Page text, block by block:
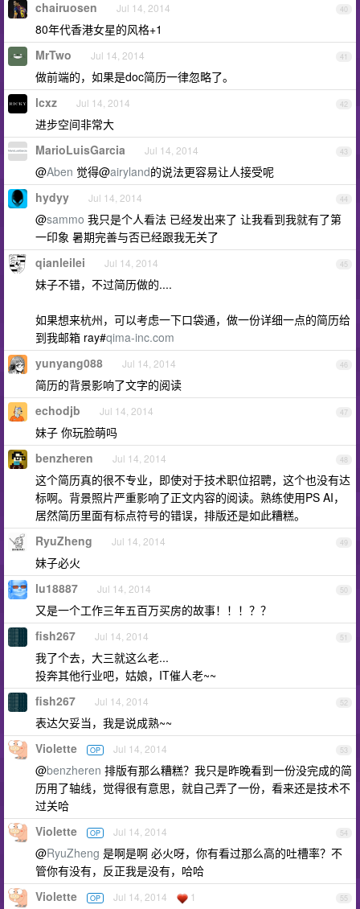
40
chairuosen Jul 14, 2014
80年代香港女星的风格+1
41
MrTwo Jul 14, 2014
做前端的，如果是doc简历一律忽略了。
42
lcxz Jul 14, 2014
进步空间非常大
43
MarioLuisGarcia Jul 14, 2014
@Aben 觉得@airyland的说法更容易让人接受呢
44
hydyy Jul 14, 2014
@sammo 我只是个人看法 已经发出来了 让我看到我就有了第
一印象 暑期完善与否已经跟我无关了
45
qianleilei Jul 14, 2014
妹子不错，不过简历做的....
如果想来杭州，可以考虑一下口袋通，做一份详细一点的简历给
到我邮箱 ray#qima-inc.com
46
yunyang088 Jul 14, 2014
简历的背景影响了文字的阅读
47
echodjb Jul 14, 2014
妹子 你玩脸萌吗
48
benzheren Jul 14, 2014
这个简历真的很不专业，即使对于技术职位招聘，这个也没有达
标啊。背景照片严重影响了正文内容的阅读。熟练使用PS AI，
居然简历里面有标点符号的错误，排版还是如此糟糕。
49
RyuZheng Jul 14, 2014
妹子必火
50
lu18887 Jul 14, 2014
又是一个工作三年五百万买房的故事！！！？？
51
fish267 Jul 14, 2014
我了个去，大三就这么老...
投奔其他行业吧，姑娘，IT催人老~~
52
fish267 Jul 14, 2014
表达欠妥当，我是说成熟~~
53
Violette OP Jul 14, 2014
@benzheren 排版有那么糟糕？我只是昨晚看到一份没完成的简
历用了轴线，觉得很有意思，就自己弄了一份，看来还是技术不
过关哈
54
Violette OP Jul 14, 2014
@RyuZheng 是啊是啊 必火呀，你有看过那么高的吐槽率？不
管你有没有，反正我是没有，哈哈
55
Violette OP Jul 14, 2014 1